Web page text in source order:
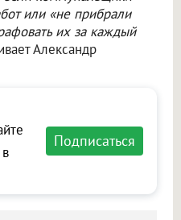
или «не прибрали
их за каждый
Александр
Подписаться